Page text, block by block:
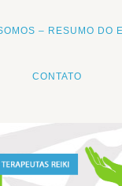
– RESUMO DO
CONTATO